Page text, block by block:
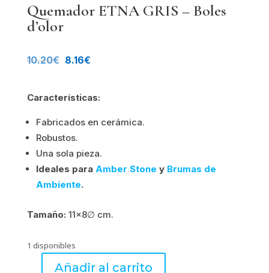
Quemador ETNA GRIS – Boles
d’olor
10.20€ El
original
era:
10.20€.
8.16€El
actual
es:
8.16€.
Características:
Fabricados en cerámica.
Robustos.
Una sola pieza.
Ideales para Amber Stone y Brumas de
Ambiente.
Tamaño: 11×8∅ cm.
1 disponibles
Añadir al carrito